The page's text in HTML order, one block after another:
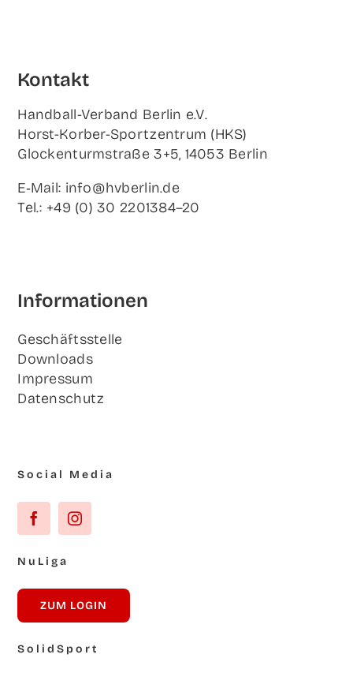
Kon­takt
Hand­ball-Ver­band Ber­lin e.V.
Horst-Korb­er-Sport­zen­trum (HKS)
Glo­cken­turm­stra­ße 3+5, 14053 Berlin
E‑Mail: info@hvberlin.de
Tel.: +49 (0) 30 2201384–20
Infor­ma­tio­nen
Geschäfts­stel­le
Down­loads
Impres­sum
Daten­schutz
Social Media
NuLi­ga
ZUM LOG­IN
Solid­Sport